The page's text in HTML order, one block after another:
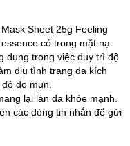
Sheet 25g Feeling
có trong mặt nạ
dụng trong việc duy trì độ
dịu tình trạng da kích
do mụn.
lại làn da khỏe mạnh.
các dòng tin nhắn để gửi